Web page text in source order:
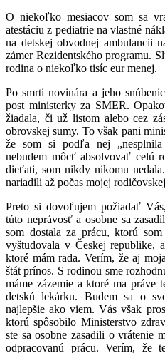
O niekoľko mesiacov som sa
atestáciu z pediatrie na vlastné
na detskej obvodnej ambulancii
zámer Rezidentského programu.
rodina o niekoľko tisíc eur menej.
Po smrti novinára a jeho
post ministerky za SMER.
žiadala, či už listom alebo cez
obrovskej sumy. To však pani
že som si podľa nej „nesplnila
nebudem môcť absolvovať celú
dieťati, som nikdy nikomu
nariadili až počas mojej
Preto si dovoľujem požiadať
túto neprávosť a osobne sa
som dostala za prácu, ktorú
vyštudovala v Českej republike,
ktoré mám rada. Verím, že aj
štát prínos. S rodinou sme
máme zázemie a ktoré ma práve
detskú lekárku. Budem sa o
najlepšie ako viem.Vás však
ktorú spôsobilo Ministerstvo
ste sa osobne zasadili o vrátenie
odpracovanú prácu. Verím, že